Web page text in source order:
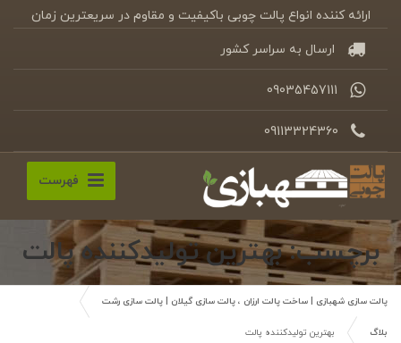
ارائه کننده انواع پالت چوبی باکیفیت و مقاوم در سریعترین زمان
ارسال به سراسر کشور
09035457111
09113324360
فهرست
برچسب: بهترین تولیدکننده پالت
پالت سازی شهبازی | ساخت پالت ارزان ، پالت سازی گیلان | پالت سازی رشت
بلاگ بهترین تولیدکننده پالت